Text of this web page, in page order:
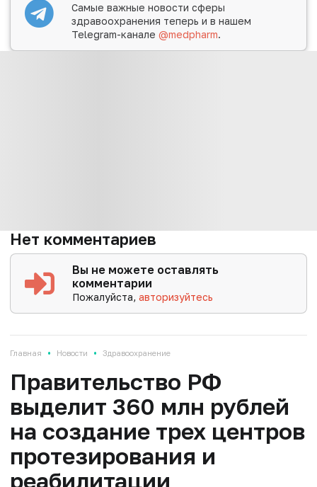
Самые важные новости сферы
здравоохранения теперь и в нашем
Telegram-канале@medpharm.
Нет комментариев
Вы не можете оставлять
комментарии
Пожалуйста,авторизуйтесь
Главная • Новости • Здравоохранение
Правительство РФ
выделит 360 млн рублей
на создание трех центров
протезирования и
реабилитации